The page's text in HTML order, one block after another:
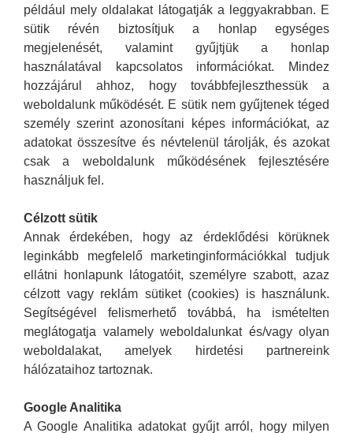
például mely oldalakat látogatják a leggyakrabban. E
sütik révén biztosítjuk a honlap egységes
megjelenését, valamint gyűjtjük a honlap
használatával kapcsolatos információkat. Mindez
hozzájárul ahhoz, hogy továbbfejleszthessük a
weboldalunk működését. E sütik nem gyűjtenek téged
személy szerint azonosítani képes információkat, az
adatokat összesítve és névtelenül tárolják, és azokat
csak a weboldalunk működésének fejlesztésére
használjuk fel.
Célzott sütik
Annak érdekében, hogy az érdeklődési körüknek
leginkább megfelelő marketinginformációkkal tudjuk
ellátni honlapunk látogatóit, személyre szabott, azaz
célzott vagy reklám sütiket (cookies) is használunk.
Segítségével felismerhető továbbá, ha ismételten
meglátogatja valamely weboldalunkat és/vagy olyan
weboldalakat, amelyek hirdetési partnereink
hálózataihoz tartoznak.
Google Analitika
A Google Analitika adatokat gyűjt arról, hogy milyen